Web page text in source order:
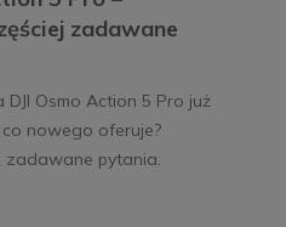
zadawane
Osmo Action 5 Pro już
nowego oferuje?
zadawane pytania.